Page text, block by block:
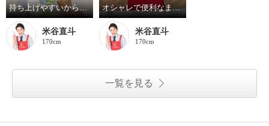
持ち上げやすいから、ストレスフリー！便利なまな板ドブレ！
米谷直斗
170cm
オシャレで便利なまな板 ドブレ！
米谷直斗
170cm
一覧を見る